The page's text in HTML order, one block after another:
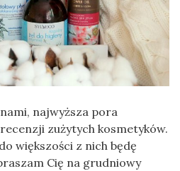
najwyższa pora
zużytych kosmetyków.
większości z nich będę
Cię na grudniowy